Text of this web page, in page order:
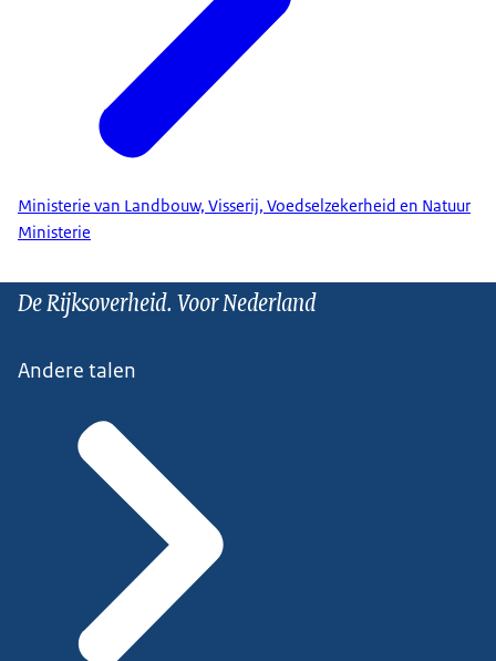
Ministerie van Landbouw, Visserij, Voedselzekerheid en Natuur
Ministerie
De Rijksoverheid. Voor Nederland
Andere talen